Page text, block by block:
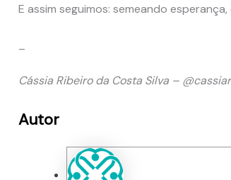
E assim seguimos: semeando
Cássia Ribeiro da Costa Silva –
Autor